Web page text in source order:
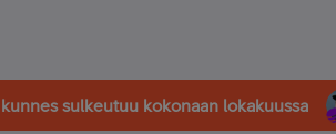
sulkeutuu kokonaan lokakuussa